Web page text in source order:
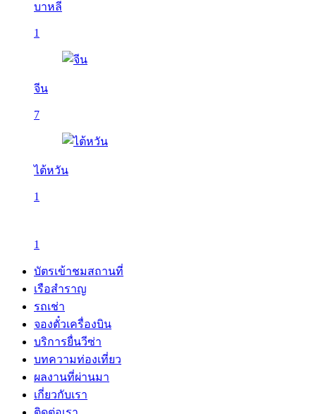
บาหลี
1
จีน
7
ไต้หวัน
1
1
บัตรเข้าชมสถานที่
เรือสำราญ
รถเช่า
จองตั๋วเครื่องบิน
บริการยื่นวีซ่า
บทความท่องเที่ยว
ผลงานที่ผ่านมา
เกี่ยวกับเรา